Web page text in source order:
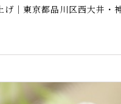
｜東京都品川区西大井・